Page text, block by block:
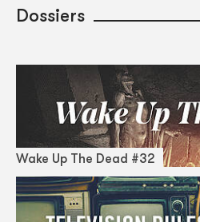
Dossiers
Wake Up The Dead #32